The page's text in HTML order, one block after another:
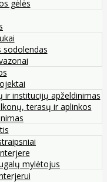
gėlės
sodolendas
ir institucijų apželdinimas
terasų ir aplinkos
mylėtojus